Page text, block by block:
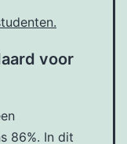
voor
86%. In dit